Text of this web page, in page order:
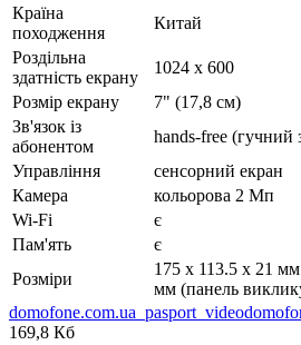
Країна
походження
Китай
Роздільна
здатність екрану
1024 x 600
Розмір екрану
7" (17,8 см)
Зв'язок із
абонентом
hands-free (гучний
Управління
сенсорний екран
Камера
кольорова 2 Мп
Wi-Fi
є
Пам'ять
є
Розміри
175 х 113.5 х 21
мм (панель
169,8 Кб